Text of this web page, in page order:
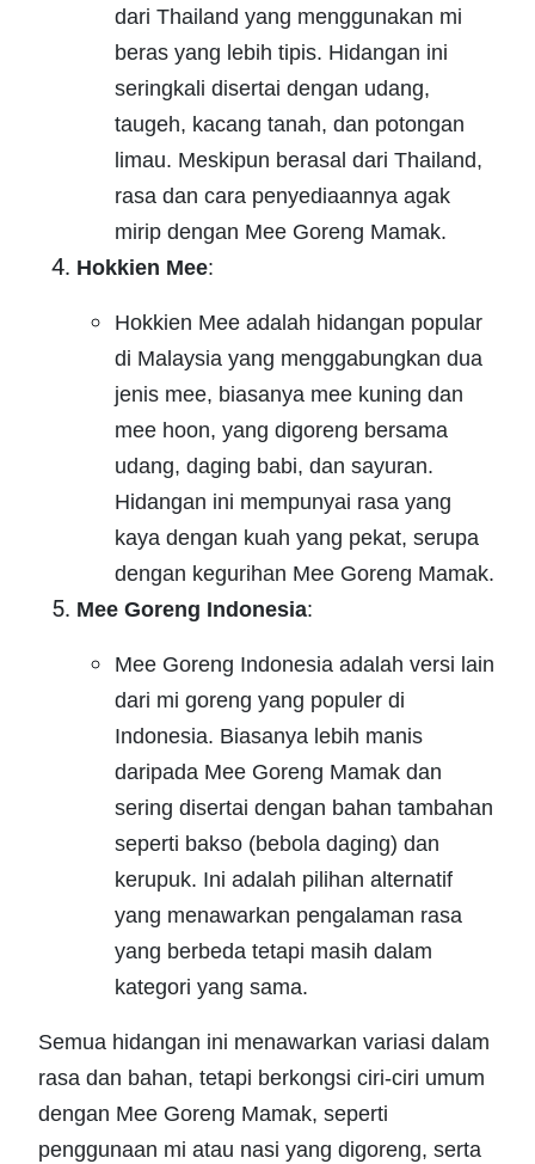
dari Thailand yang menggunakan mi
beras yang lebih tipis. Hidangan ini
seringkali disertai dengan udang,
taugeh, kacang tanah, dan potongan
limau. Meskipun berasal dari Thailand,
rasa dan cara penyediaannya agak
mirip dengan Mee Goreng Mamak.
Hokkien Mee:
Hokkien Mee adalah hidangan popular
di Malaysia yang menggabungkan dua
jenis mee, biasanya mee kuning dan
mee hoon, yang digoreng bersama
udang, daging babi, dan sayuran.
Hidangan ini mempunyai rasa yang
kaya dengan kuah yang pekat, serupa
dengan kegurihan Mee Goreng Mamak.
Mee Goreng Indonesia:
Mee Goreng Indonesia adalah versi lain
dari mi goreng yang populer di
Indonesia. Biasanya lebih manis
daripada Mee Goreng Mamak dan
sering disertai dengan bahan tambahan
seperti bakso (bebola daging) dan
kerupuk. Ini adalah pilihan alternatif
yang menawarkan pengalaman rasa
yang berbeda tetapi masih dalam
kategori yang sama.
Semua hidangan ini menawarkan variasi dalam
rasa dan bahan, tetapi berkongsi ciri-ciri umum
dengan Mee Goreng Mamak, seperti
penggunaan mi atau nasi yang digoreng, serta